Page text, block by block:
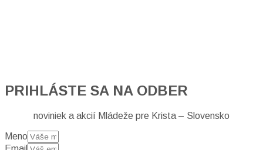
PRIHLÁSTE SA NA ODBER
noviniek a akcií Mládeže pre Krista – Slovensko
Meno